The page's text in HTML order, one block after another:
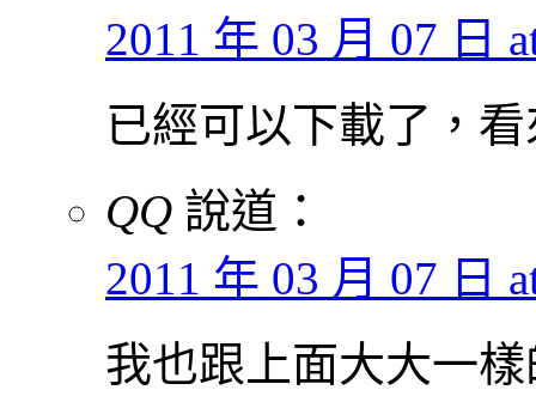
2011 年 03 月 07 日
已經可以下載了，
QQ 說道：
2011 年 03 月 07 日
我也跟上面大大一